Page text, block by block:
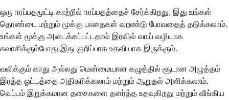
ஒரு ஈரப்பதமூட்டி காற்றில் ஈரப்பதத்தைச் சேர்க்கிறது, இது உங்கள்
தொண்டை மற்றும் மூக்கு பாதைகள் வறண்டு போவதைத் தடுக்கலாம்.
உங்கள் மூக்கு அடைக்கப்பட்டதால் இரவில் வாய் வழியாக
சுவாசிக்கும்போது இது குறிப்பாக உதவியாக இருக்கும்.
வலிக்கும் காது அல்லது மென்மையான கழுத்தில் சூடான அழுத்தம்
இரத்த ஓட்டத்தை அதிகரிக்கலாம் மற்றும் ஆறுதல் அளிக்கலாம்.
வெப்பம் இறுக்கமான தசைகளை தளர்த்த உதவுகிறது மற்றும் வீங்கிய